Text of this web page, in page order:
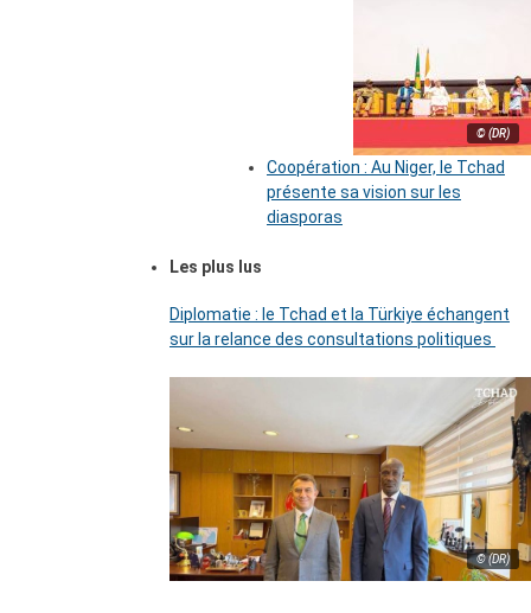
© (DR)
Coopération : Au Niger, le Tchad
présente sa vision sur les
diasporas
Les plus lus
Diplomatie : le Tchad et la Türkiye échangent
sur la relance des consultations politiques
© (DR)